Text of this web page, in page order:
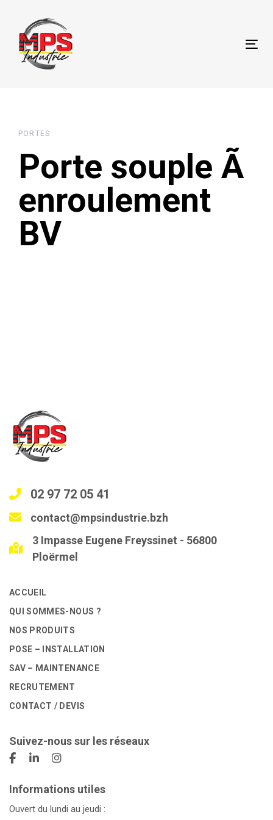
content
PORTES
Porte souple Ã
enroulement
BV
02 97 72 05 41
contact@mpsindustrie.bzh
3 Impasse Eugene Freyssinet - 56800
Ploërmel
ACCUEIL
QUI SOMMES-NOUS ?
NOS PRODUITS
POSE – INSTALLATION
SAV – MAINTENANCE
RECRUTEMENT
CONTACT / DEVIS
Suivez-nous sur les réseaux
Informations utiles
Ouvert du lundi au jeudi :